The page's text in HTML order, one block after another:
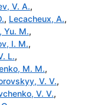
V. A.,
, Lecacheux, A.,
Yu. M.,
I. M.,
L.,
M. M.,
V. V.,
V. V.,